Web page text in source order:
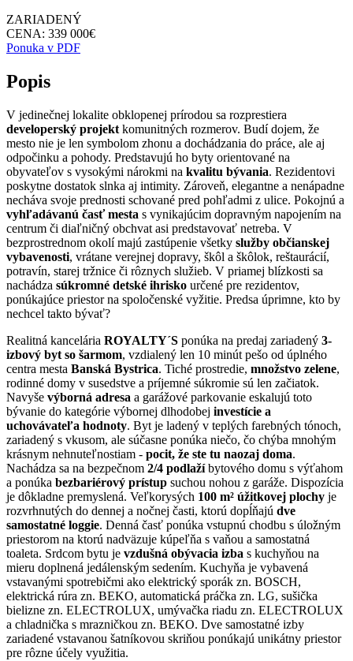
ZARIADENÝ
CENA: 339 000€
Ponuka v PDF
Popis
V jedinečnej lokalite obklopenej prírodou sa rozprestiera
developerský projekt komunitných rozmerov. Budí dojem, že
mesto nie je len symbolom zhonu a dochádzania do práce, ale aj
odpočinku a pohody. Predstavujú ho byty orientované na
obyvateľov s vysokými nárokmi na kvalitu bývania. Rezidentovi
poskytne dostatok slnka aj intimity. Zároveň, elegantne a nenápadne
necháva svoje prednosti schované pred pohľadmi z ulice. Pokojnú a
vyhľadávanú časť mesta s vynikajúcim dopravným napojením na
centrum či diaľničný obchvat asi predstavovať netreba. V
bezprostrednom okolí majú zastúpenie všetky služby občianskej
vybavenosti, vrátane verejnej dopravy, škôl a škôlok, reštaurácií,
potravín, starej tržnice či rôznych služieb. V priamej blízkosti sa
nachádza súkromné detské ihrisko určené pre rezidentov,
ponúkajúce priestor na spoločenské vyžitie. Predsa úprimne, kto by
nechcel takto bývať?
Realitná kancelária ROYALTY´S ponúka na predaj zariadený 3-
izbový byt so šarmom, vzdialený len 10 minút pešo od úplného
centra mesta Banská Bystrica. Tiché prostredie, množstvo zelene,
rodinné domy v susedstve a príjemné súkromie sú len začiatok.
Navyše výborná adresa a garážové parkovanie eskalujú toto
bývanie do kategórie výbornej dlhodobej investície a
uchovávateľa hodnoty. Byt je ladený v teplých farebných tónoch,
zariadený s vkusom, ale súčasne ponúka niečo, čo chýba mnohým
krásnym nehnuteľnostiam - pocit, že ste tu naozaj doma.
Nachádza sa na bezpečnom 2/4 podlažíbytového domu s výťahom
a ponúka bezbariérový prístup suchou nohou z garáže. Dispozícia
je dôkladne premyslená. Veľkorysých 100 m² úžitkovej plochy je
rozvrhnutých do dennej a nočnej časti, ktorú dopĺňajú dve
samostatné loggie. Denná časť ponúka vstupnú chodbu s úložným
priestorom na ktorú nadväzuje kúpeľňa s vaňou a samostatná
toaleta. Srdcom bytu je vzdušná obývacia izba s kuchyňou na
mieru doplnená jedálenským sedením. Kuchyňa je vybavená
vstavanými spotrebičmi ako elektrický sporák zn. BOSCH,
elektrická rúra zn. BEKO, automatická práčka zn. LG, sušička
bielizne zn. ELECTROLUX, umývačka riadu zn. ELECTROLUX
a chladnička s mrazničkou zn. BEKO. Dve samostatné izby
zariadené vstavanou šatníkovou skriňou ponúkajú unikátny priestor
pre rôzne účely využitia.